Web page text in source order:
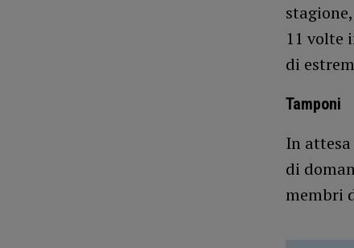
11 volte
di
Tamponi
In
di
membri